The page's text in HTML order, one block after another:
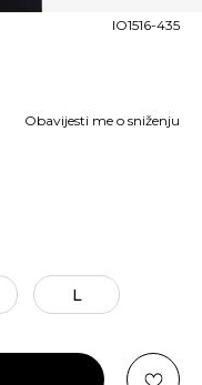
IO1516-435
Obavijesti me o sniženju
L